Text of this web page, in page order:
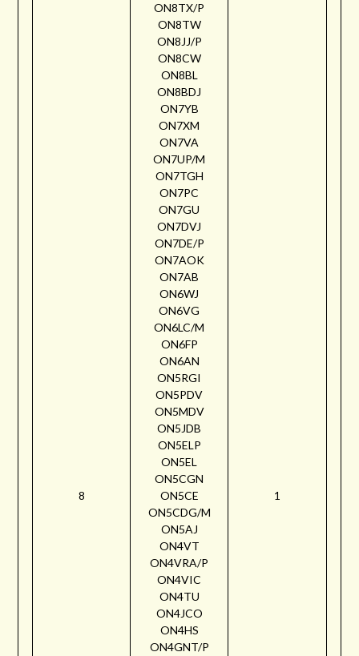
8
ON8TX/P
ON8TW
ON8JJ/P
ON8CW
ON8BL
ON8BDJ
ON7YB
ON7XM
ON7VA
ON7UP/M
ON7TGH
ON7PC
ON7GU
ON7DVJ
ON7DE/P
ON7AOK
ON7AB
ON6WJ
ON6VG
ON6LC/M
ON6FP
ON6AN
ON5RGI
ON5PDV
ON5MDV
ON5JDB
ON5ELP
ON5EL
ON5CGN
ON5CE
ON5CDG/M
ON5AJ
ON4VT
ON4VRA/P
ON4VIC
ON4TU
ON4JCO
ON4HS
ON4GNT/P
1